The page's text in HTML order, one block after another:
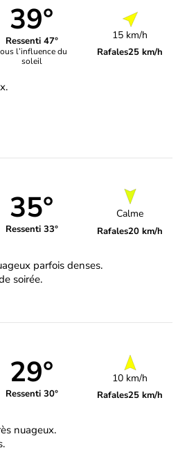
39°
Ressenti 47°
l’influence du
soleil
15 km/h
Rafales25 km/h
35°
Ressenti 33°
Calme
Rafales20 km/h
parfois denses.
soirée.
29°
Ressenti 30°
10 km/h
Rafales25 km/h
nuageux.